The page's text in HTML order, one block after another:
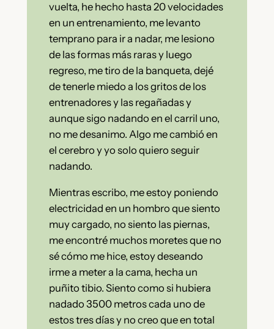
vuelta, he hecho hasta 20 velocidades
en un entrenamiento, me levanto
temprano para ir a nadar, me lesiono
de las formas más raras y luego
regreso, me tiro de la banqueta, dejé
de tenerle miedo a los gritos de los
entrenadores y las regañadas y
aunque sigo nadando en el carril uno,
no me desanimo. Algo me cambió en
el cerebro y yo solo quiero seguir
nadando.
Mientras escribo, me estoy poniendo
electricidad en un hombro que siento
muy cargado, no siento las piernas,
me encontré muchos moretes que no
sé cómo me hice, estoy deseando
irme a meter a la cama, hecha un
puñito tibio. Siento como si hubiera
nadado 3500 metros cada uno de
estos tres días y no creo que en total